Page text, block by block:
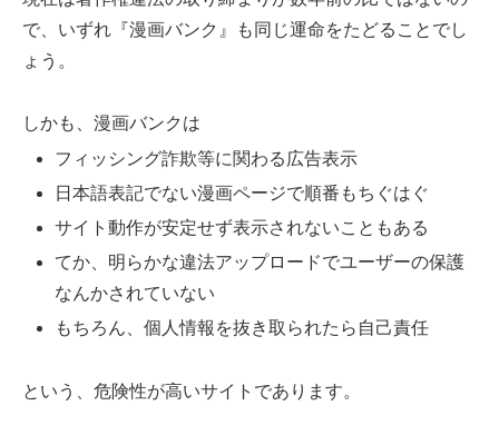
で、いずれ『漫画バンク』も同じ運命をたどることでし
ょう。
しかも、漫画バンクは
フィッシング詐欺等に関わる広告表示
日本語表記でない漫画ページで順番もちぐはぐ
サイト動作が安定せず表示されないこともある
てか、明らかな違法アップロードでユーザーの保護
なんかされていない
もちろん、個人情報を抜き取られたら自己責任
という、危険性が高いサイトであります。